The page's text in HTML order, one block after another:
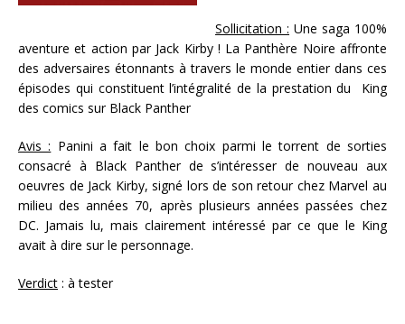
Sollicitation : Une saga 100%
aventure et action par Jack Kirby ! La Panthère Noire affronte
des adversaires étonnants à travers le monde entier dans ces
épisodes qui constituent l’intégralité de la prestation du King
des comics sur Black Panther
Avis : Panini a fait le bon choix parmi le torrent de sorties
consacré à Black Panther de s’intéresser de nouveau aux
oeuvres de Jack Kirby, signé lors de son retour chez Marvel au
milieu des années 70, après plusieurs années passées chez
DC. Jamais lu, mais clairement intéressé par ce que le King
avait à dire sur le personnage.
Verdict : à tester